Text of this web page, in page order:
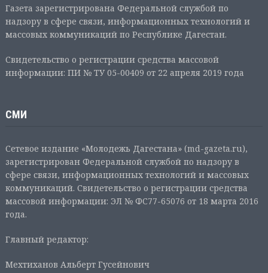
Газета зарегистрирована Федеральной службой по
надзору в сфере связи, информационных технологий и
массовых коммуникаций по Республике Дагестан.
Свидетельство о регистрации средства массовой
информации: ПИ № ТУ 05-00409 от 22 апреля 2019 года
СМИ
Сетевое издание «Молодежь Дагестана» (md-gazeta.ru),
зарегистрирован Федеральной службой по надзору в
сфере связи, информационных технологий и массовых
коммуникаций. Свидетельство о регистрации средства
массовой информации: ЭЛ № ФС77-65076 от 18 марта 2016
года.
Главный редактор:
Мехтиханов Альберт Гусейнович